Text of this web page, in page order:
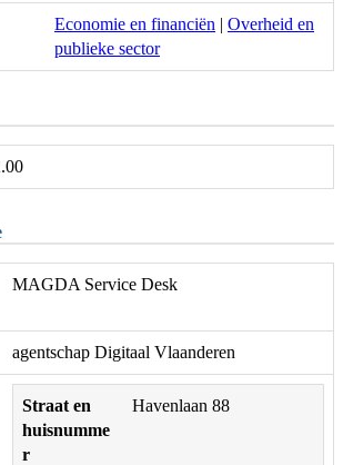
Economie en financiën | Overheid en
publieke sector
MAGDA Service Desk
agentschap Digitaal Vlaanderen
Straat en
huisnumme
r
Havenlaan 88